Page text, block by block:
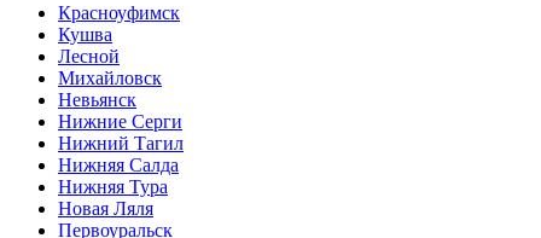
Красноуфимск
Кушва
Лесной
Михайловск
Невьянск
Нижние Серги
Нижний Тагил
Нижняя Салда
Нижняя Тура
Новая Ляля
Первоуральск